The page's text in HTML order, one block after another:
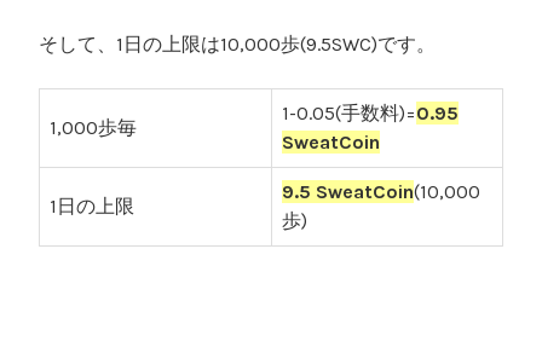
そして、1日の上限は10,000歩(9.5SWC)です。
1,000歩毎
1-0.05(手数料)=0.95
SweatCoin
1日の上限
9.5 SweatCoin(10,000
歩)